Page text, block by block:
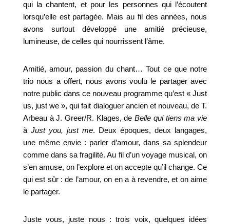
qui la chantent, et pour les personnes qui l’écoutent
lorsqu’elle est partagée. Mais au fil des années, nous
avons surtout développé une amitié précieuse,
lumineuse, de celles qui nourrissent l’âme.
Amitié, amour, passion du chant… Tout ce que notre
trio nous a offert, nous avons voulu le partager avec
notre public dans ce nouveau programme qu’est « Just
us, just we », quifait dialoguer ancien et nouveau, de T.
Arbeau à J. Greer/R. Klages, deBelle qui tiens ma vie
à Just you, just me. Deux époques, deux langages,
une même envie : parler d’amour, dans sa splendeur
comme dans sa fragilité. Au fil d’un voyage musical, on
s’en amuse, on l’explore et on accepte qu’il change. Ce
qui est sûr : de l’amour, on en a à revendre, et on aime
le partager.
Juste vous, juste nous : trois voix, quelques idées